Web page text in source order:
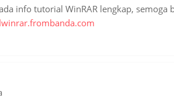
info tutorial WinRAR lengkap, semoga